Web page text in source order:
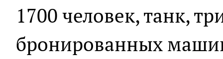
1700 человек, танк,
бронированных